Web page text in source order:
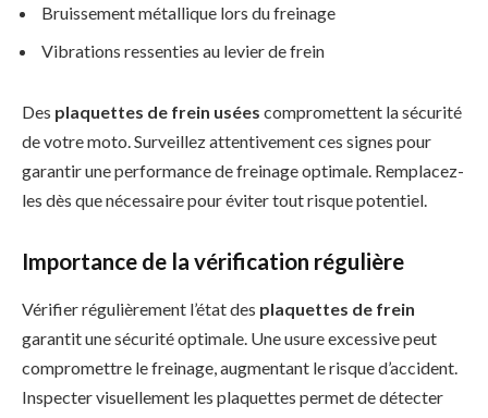
Bruissement métallique lors du freinage
Vibrations ressenties au levier de frein
Des plaquettes de frein usées compromettent la sécurité
de votre moto. Surveillez attentivement ces signes pour
garantir une performance de freinage optimale. Remplacez-
les dès que nécessaire pour éviter tout risque potentiel.
Importance de la vérification régulière
Vérifier régulièrement l’état des plaquettes de frein
garantit une sécurité optimale. Une usure excessive peut
compromettre le freinage, augmentant le risque d’accident.
Inspecter visuellement les plaquettes permet de détecter